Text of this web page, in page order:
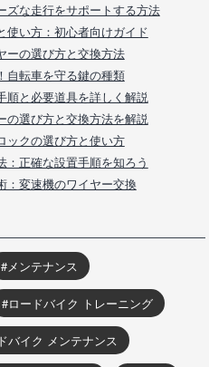
ズな走行をサポートする方法
使い方：初心者向けガイド
ーの選び方と交換方法
自転車を守る鍵の種類
順と必要道具を詳しく解説
の選び方と交換方法を解説
ックの選び方と使い方
正確な設置手順を知ろう
：変速機のワイヤー交換
メンテナンス
ロードバイク トレーニング
バイク メンテナンス